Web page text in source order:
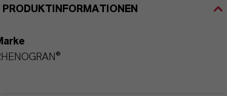
PRODUKTINFORMATIONEN